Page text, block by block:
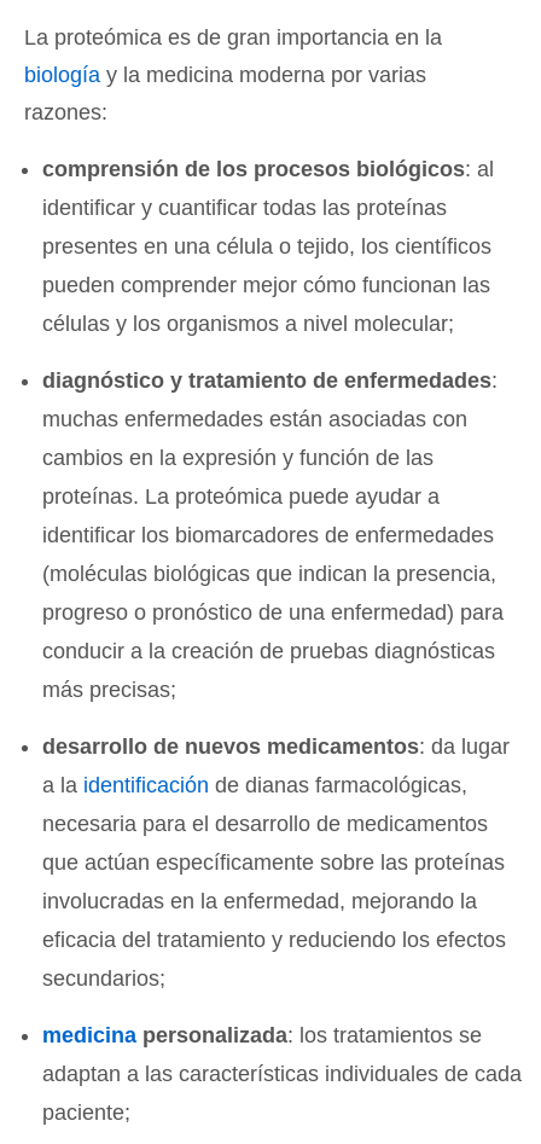
La proteómica es de gran importancia en la
biología y la medicina moderna por varias
razones:
comprensión de los procesos biológicos: al
identificar y cuantificar todas las proteínas
presentes en una célula o tejido, los científicos
pueden comprender mejor cómo funcionan las
células y los organismos a nivel molecular;
diagnóstico y tratamiento de enfermedades:
muchas enfermedades están asociadas con
cambios en la expresión y función de las
proteínas. La proteómica puede ayudar a
identificar los biomarcadores de enfermedades
(moléculas biológicas que indican la presencia,
progreso o pronóstico de una enfermedad) para
conducir a la creación de pruebas diagnósticas
más precisas;
desarrollo de nuevos medicamentos: da lugar
a la identificación de dianas farmacológicas,
necesaria para el desarrollo de medicamentos
que actúan específicamente sobre las proteínas
involucradas en la enfermedad, mejorando la
eficacia del tratamiento y reduciendo los efectos
secundarios;
medicina personalizada: los tratamientos se
adaptan a las características individuales de cada
paciente;